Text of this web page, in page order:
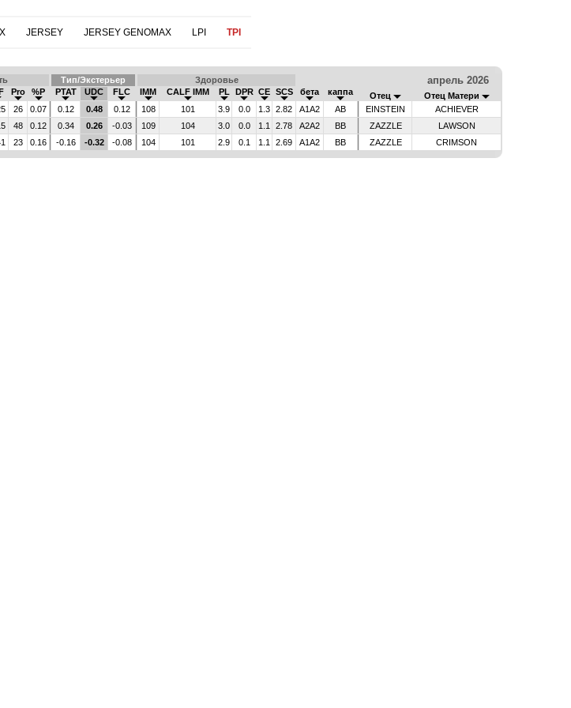
JERSEY JERSEY GENOMAX LPI TPI
Тип/Экстерьер Здоровье апрель 2026
Pro %P PTAT UDC FLC IMM CALF IMM PL DPR CE SCS бета каппа Отец
Отец Матери
26 0.07 0.12 0.48 0.12 108 101 3.9 0.0 1.3 2.82 A1A2 AB EINSTEIN
ACHIEVER
48 0.12 0.34 0.26 -0.03 109 104 3.0 0.0 1.1 2.78 A2A2 BB ZAZZLE
LAWSON
23 0.16 -0.16 -0.32 -0.08 104 101 2.9 0.1 1.1 2.69 A1A2 BB ZAZZLE CRIMSON